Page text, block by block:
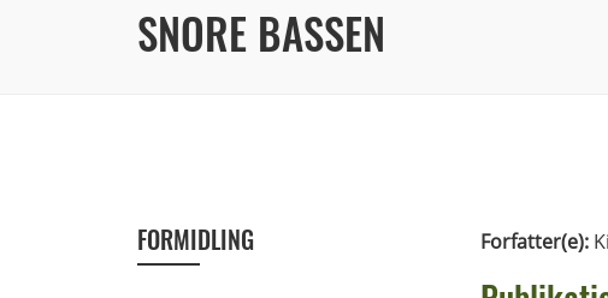
SNORE BASSEN
FORMIDLING Forfatter(e):